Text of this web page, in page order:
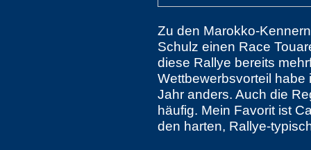
Zu den Marokko-
Schulz einen Race
diese Rallye bereits
Wettbewerbsvorteil
Jahr anders. Auch die
häufig. Mein Favorit ist
den harten, Rallye-